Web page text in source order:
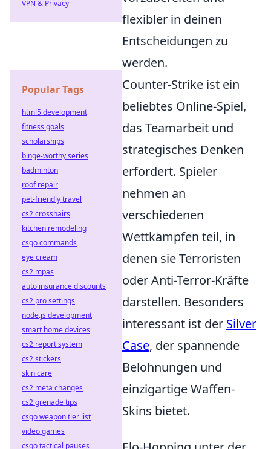
flexibler in deinen
Entscheidungen zu
werden.
Counter-Strike ist ein
beliebtes Online-Spiel,
das Teamarbeit und
strategisches Denken
erfordert. Spieler
nehmen an
verschiedenen
Wettkämpfen teil, in
denen sie Terroristen
oder Anti-Terror-Kräfte
darstellen. Besonders
interessant ist der Silver
Case, der spannende
Belohnungen und
einzigartige Waffen-
Skins bietet.
VPN & Privacy
Popular Tags
html5 development
fitness goals
scholarships
binge-worthy series
badminton
roof repair
pet-friendly travel
cs2 crosshairs
kitchen remodeling
csgo commands
eye cream
cs2 mpas
auto insurance discounts
cs2 pro settings
node.js development
smart home devices
cs2 report system
cs2 stickers
skin care
cs2 meta changes
cs2 grenade tips
csgo weapon tier list
video games
csgo tactical pauses